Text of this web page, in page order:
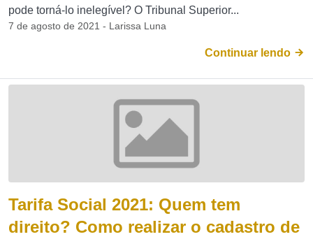
pode torná-lo inelegível? O Tribunal Superior...
7 de agosto de 2021 - Larissa Luna
Continuar lendo
Tarifa Social 2021: Quem tem
direito? Como realizar o cadastro de